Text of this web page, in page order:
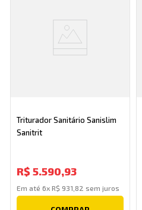
Triturador Sanitário Sanislim
Sanitrit
R$ 5.590,93
Em até6xR$ 931 82 sem juros